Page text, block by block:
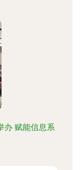
办 赋能信息系